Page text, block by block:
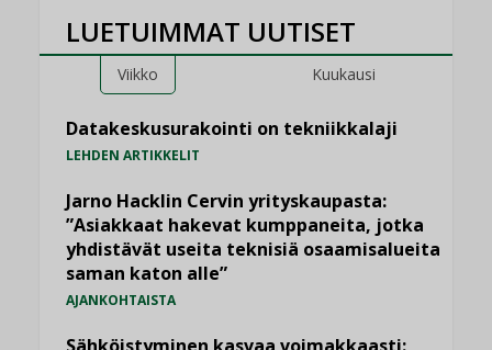
LUETUIMMAT UUTISET
Viikko Kuukausi
Datakeskusurakointi on tekniikkalaji
LEHDEN ARTIKKELIT
Jarno Hacklin Cervin yrityskaupasta:
”Asiakkaat hakevat kumppaneita, jotka
yhdistävät useita teknisiä osaamisalueita
saman katon alle”
AJANKOHTAISTA